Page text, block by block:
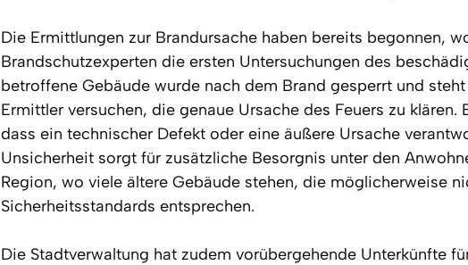
Die Ermittlungen zur Brandursache haben bereits begonnen,
Brandschutzexperten die ersten Untersuchungen des
betroffene Gebäude wurde nach dem Brand gesperrt und
Ermittler versuchen, die genaue Ursache des Feuers zu
dass ein technischer Defekt oder eine äußere Ursache
Unsicherheit sorgt für zusätzliche Besorgnis unter den
Region, wo viele ältere Gebäude stehen, die möglicherweise
Sicherheitsstandards entsprechen.
Die Stadtverwaltung hat zudem vorübergehende Unterkünfte